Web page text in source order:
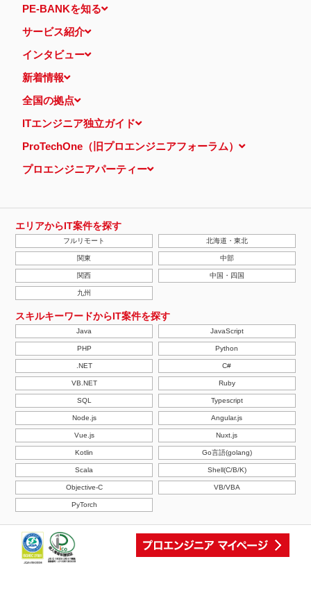
PE-BANKを知る
サービス紹介
インタビュー
新着情報
全国の拠点
ITエンジニア独立ガイド
ProTechOne（旧プロエンジニアフォーラム）
プロエンジニアパーティー
エリアからIT案件を探す
フルリモート 北海道・東北
関東 中部
関西 中国・四国
九州
スキルキーワードからIT案件を探す
Java JavaScript
PHP Python
.NET C#
VB.NET Ruby
SQL Typescript
Node.js Angular.js
Vue.js Nuxt.js
Kotlin Go言語(golang)
Scala Shell(C/B/K)
Objective-C VB/VBA
PyTorch